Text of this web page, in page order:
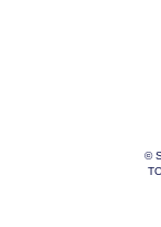
©